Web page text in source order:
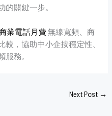
的關鍵一步。
業電話月費無線寬頻、商
，協助中小企按穩定性、
服務。
Next Post →